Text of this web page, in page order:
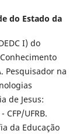
do Estado da
I) do
Pesquisador na
de Jesus:
CFP/UFRB.
da Educação